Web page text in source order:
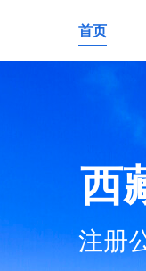
首页
西
注册